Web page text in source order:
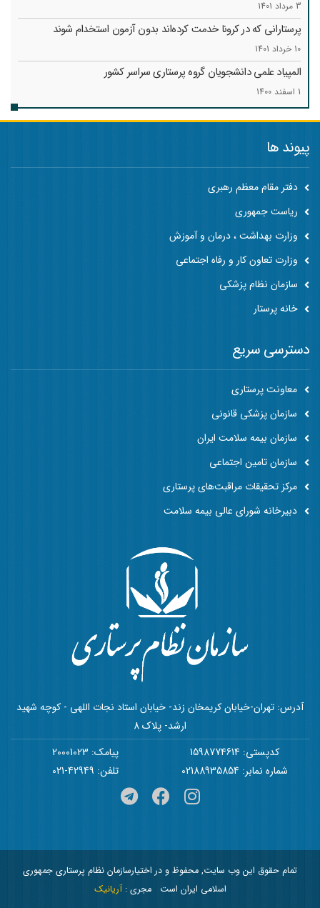
3 مرداد 1401
پرستارانی که در کرونا خدمت کرد‌ه‌اند بدون آزمون استخدام شوند
10 خرداد 1401
المپیاد علمی دانشجویان گروه پرستاری سراسر کشور
1 اسفند 1400
پیوند ها
دفتر مقام معظم رهبری
ریاست جمهوری
وزارت بهداشت ، درمان و آموزش
وزارت تعاون کار و رفاه اجتماعی
سازمان نظام پزشکی
خانه پرستار
آدرس: تهران-خیابان کریمخان زند- خیابان استاد نجات اللهی - کوچه شهید
ارشد- پلاک 8
کدپستی: 1598774614
پیامک: 20001023
شماره نمابر: 02188935854
تلفن: 42949-021
دسترسی سریع
معاونت پرستاری
سازمان پزشکی قانونی
سازمان بیمه سلامت ایران
سازمان تامین اجتماعی
مرکز تحقیقات مراقبت‌های پرستاری
دبیرخانه شورای عالی بیمه سلامت
تمام حقوق این وب سایت, محفوظ و در اختیارسازمان نظام پرستاری جمهوری
اسلامی ایران است
مجری :آریانیک